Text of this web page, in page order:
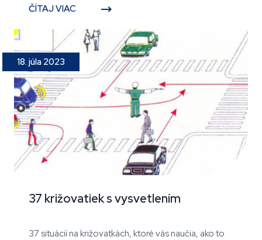
ČÍTAJ VIAC
18. júla 2023
37 križovatiek s vysvetlením
37 situácií na križovatkách, ktoré vás naučia, ako to